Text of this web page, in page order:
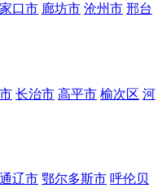
口市 廊坊市 沧州市 邢台
长治市 高平市 榆次区 河
通辽市 鄂尔多斯市 呼伦贝